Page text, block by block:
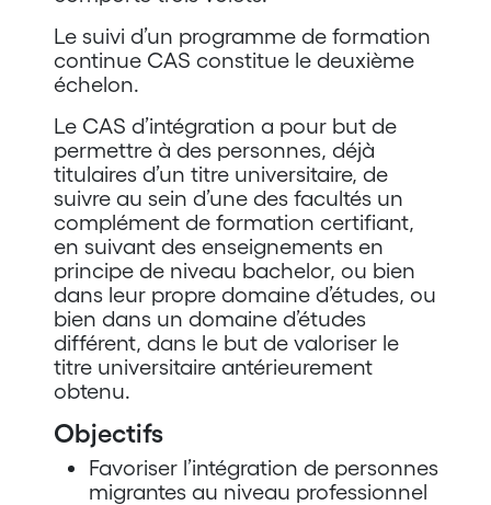
Le suivi d’un programme de formation
continue CAS constitue le deuxième
échelon.
Le CAS d’intégration a pour but de
permettre à des personnes, déjà
titulaires d’un titre universitaire, de
suivre au sein d’une des facultés un
complément de formation certifiant,
en suivant des enseignements en
principe de niveau bachelor, ou bien
dans leur propre domaine d’études, ou
bien dans un domaine d’études
différent, dans le but de valoriser le
titre universitaire antérieurement
obtenu.
Objectifs
Favoriser l’intégration de personnes
migrantes au niveau professionnel